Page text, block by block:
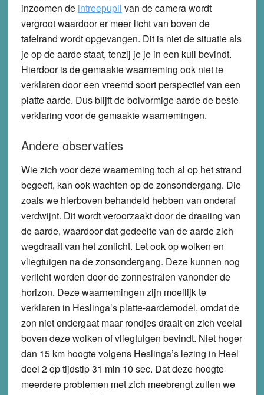
inzoomen de intreepupil van de camera wordt
vergroot waardoor er meer licht van boven de
tafelrand wordt opgevangen. Dit is niet de situatie als
je op de aarde staat, tenzij je je in een kuil bevindt.
Hierdoor is de gemaakte waarneming ook niet te
verklaren door een vreemd soort perspectief van een
platte aarde. Dus blijft de bolvormige aarde de beste
verklaring voor de gemaakte waarnemingen.
Andere observaties
Wie zich voor deze waarneming toch al op het strand
begeeft, kan ook wachten op de zonsondergang. Die
zoals we hierboven behandeld hebben van onderaf
verdwijnt. Dit wordt veroorzaakt door de draaiing van
de aarde, waardoor dat gedeelte van de aarde zich
wegdraait van het zonlicht. Let ook op wolken en
vliegtuigen na de zonsondergang. Deze kunnen nog
verlicht worden door de zonnestralen vanonder de
horizon. Deze waarnemingen zijn moeilijk te
verklaren in Heslinga’s platte-aardemodel, omdat de
zon niet ondergaat maar rondjes draait en zich veelal
boven deze wolken of vliegtuigen bevindt. Niet hoger
dan 15 km hoogte volgens Heslinga’s lezing in Heel
deel 2 op tijdstip 31 min 10 sec. Dat deze hoogte
meerdere problemen met zich meebrengt zullen we